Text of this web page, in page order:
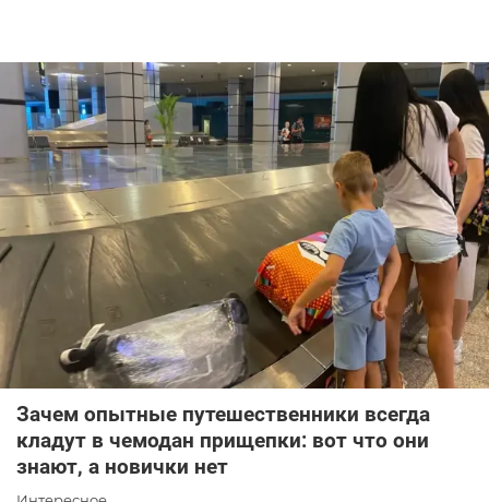
Зачем опытные путешественники всегда
кладут в чемодан прищепки: вот что они
знают, а новички нет